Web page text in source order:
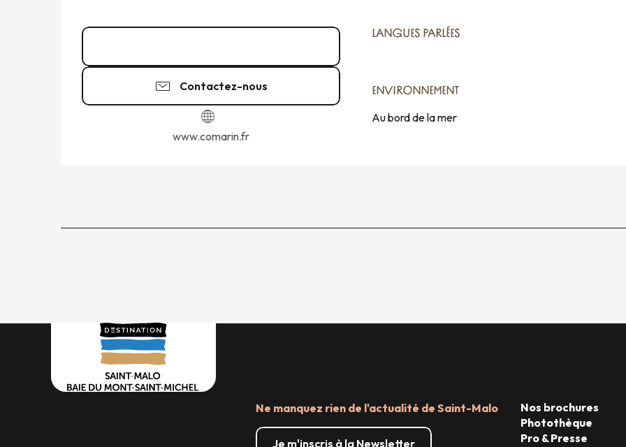
Contactez-nous
www.comarin.fr
LANGUES PARLÉES
LANGUES PARLÉES
ENVIRONNEMENT
ENVIRONNEMENT
Au bord de la mer
Ne manquez rien de l'actualité de Saint-Malo
Je m'inscris à la Newsletter
Nos brochures
Photothèque
Pro & Presse